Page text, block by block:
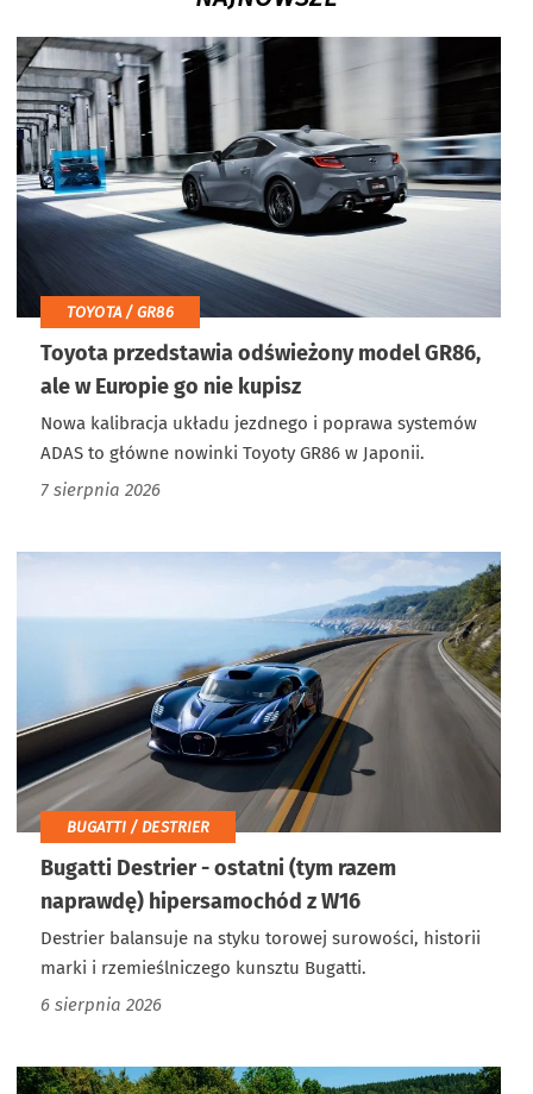
TOYOTA / GR86
Toyota przedstawia odświeżony model GR86,
ale w Europie go nie kupisz
Nowa kalibracja układu jezdnego i poprawa systemów
ADAS to główne nowinki Toyoty GR86 w Japonii.
7 sierpnia 2026
BUGATTI / DESTRIER
Bugatti Destrier - ostatni (tym razem
naprawdę) hipersamochód z W16
Destrier balansuje na styku torowej surowości, historii
marki i rzemieślniczego kunsztu Bugatti.
6 sierpnia 2026